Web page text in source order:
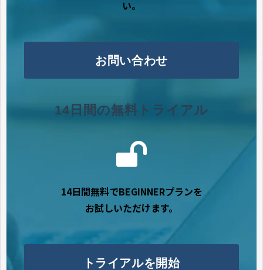
い。
お問い合わせ
14日間の無料トライアル
14日間無料でBEGINNERプランを
お試しいただけます。
トライアルを開始